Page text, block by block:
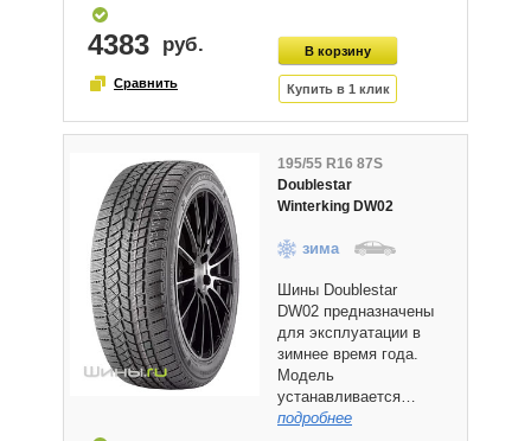
4383
195/55 R16 87S
Doublestar
Winterking DW02
зима
Шины Doublestar
DW02 предназначены
для эксплуатации в
зимнее время года.
Модель
устанавливается…
подробнее